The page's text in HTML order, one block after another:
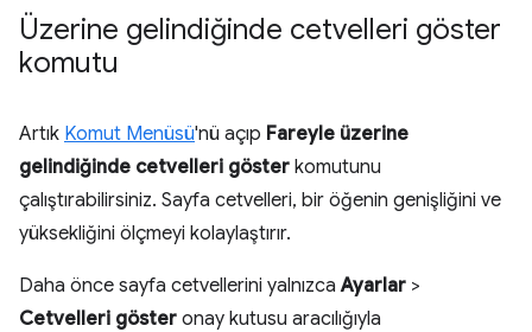
Üzerine gelindiğinde cetvelleri göster
komutu
Artık Komut Menüsü'nü açıp Fareyle üzerine
gelindiğinde cetvelleri göster komutunu
çalıştırabilirsiniz. Sayfa cetvelleri, bir öğenin genişliğini ve
yüksekliğini ölçmeyi kolaylaştırır.
Daha önce sayfa cetvellerini yalnızcaAyarlar >
Cetvelleri göster onay kutusu aracılığıyla